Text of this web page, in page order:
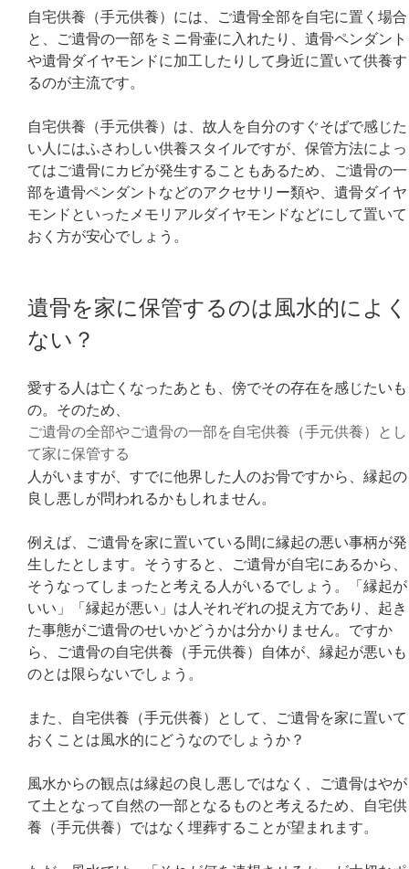
自宅供養（手元供養）には、ご遺骨全部を自宅に置く場合
と、ご遺骨の一部をミニ骨壷に入れたり、遺骨ペンダント
や遺骨ダイヤモンドに加工したりして身近に置いて供養す
るのが主流です。
自宅供養（手元供養）は、故人を自分のすぐそばで感じた
い人にはふさわしい供養スタイルですが、保管方法によっ
てはご遺骨にカビが発生することもあるため、ご遺骨の一
部を遺骨ペンダントなどのアクセサリー類や、遺骨ダイヤ
モンドといったメモリアルダイヤモンドなどにして置いて
おく方が安心でしょう。
遺骨を家に保管するのは風水的によく
ない？
愛する人は亡くなったあとも、傍でその存在を感じたいも
の。そのため、
ご遺骨の全部やご遺骨の一部を自宅供養（手元供養）とし
て家に保管する
人がいますが、すでに他界した人のお骨ですから、縁起の
良し悪しが問われるかもしれません。
例えば、ご遺骨を家に置いている間に縁起の悪い事柄が発
生したとします。そうすると、ご遺骨が自宅にあるから、
そうなってしまったと考える人がいるでしょう。「縁起が
いい」「縁起が悪い」は人それぞれの捉え方であり、起き
た事態がご遺骨のせいかどうかは分かりません。ですか
ら、ご遺骨の自宅供養（手元供養）自体が、縁起が悪いも
のとは限らないでしょう。
また、自宅供養（手元供養）として、ご遺骨を家に置いて
おくことは風水的にどうなのでしょうか？
風水からの観点は縁起の良し悪しではなく、ご遺骨はやが
て土となって自然の一部となるものと考えるため、自宅供
養（手元供養）ではなく埋葬することが望まれます。